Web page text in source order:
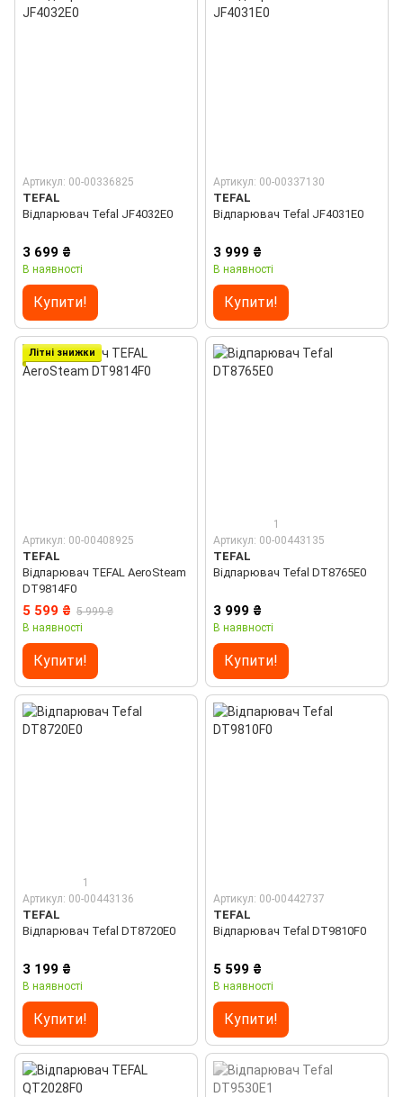
Артикул: 00-00336825
TEFAL
Відпарювач Tefal JF4032E0
3 699 ₴
В наявності
Купити!
Артикул: 00-00337130
TEFAL
Відпарювач Tefal JF4031E0
3 999 ₴
В наявності
Купити!
Літні знижки
Артикул: 00-00408925
TEFAL
Відпарювач TEFAL AeroSteam
DT9814F0
5 599 ₴ 5 999 ₴
В наявності
Купити!
1
Артикул: 00-00443135
TEFAL
Відпарювач Tefal DT8765E0
3 999 ₴
В наявності
Купити!
1
Артикул: 00-00443136
TEFAL
Відпарювач Tefal DT8720E0
3 199 ₴
В наявності
Купити!
Артикул: 00-00442737
TEFAL
Відпарювач Tefal DT9810F0
5 599 ₴
В наявності
Купити!